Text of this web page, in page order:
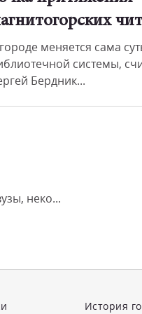
меняется сама
системы,
Бердник...
неко...
История